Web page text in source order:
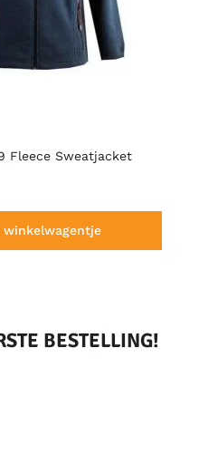
Fleece Sweatjacket
winkelwagentje
BESTELLING!